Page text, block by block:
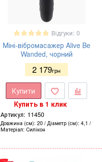
Відгуки: 0
Міні-вібромасажер Alive Be
Wanded, чорний
2 179грн
Купити
Купить в 1 клик
Артикул: 11450
Довжина (см) 20 Діаметр (см) 4,1
Матеріал Силікон